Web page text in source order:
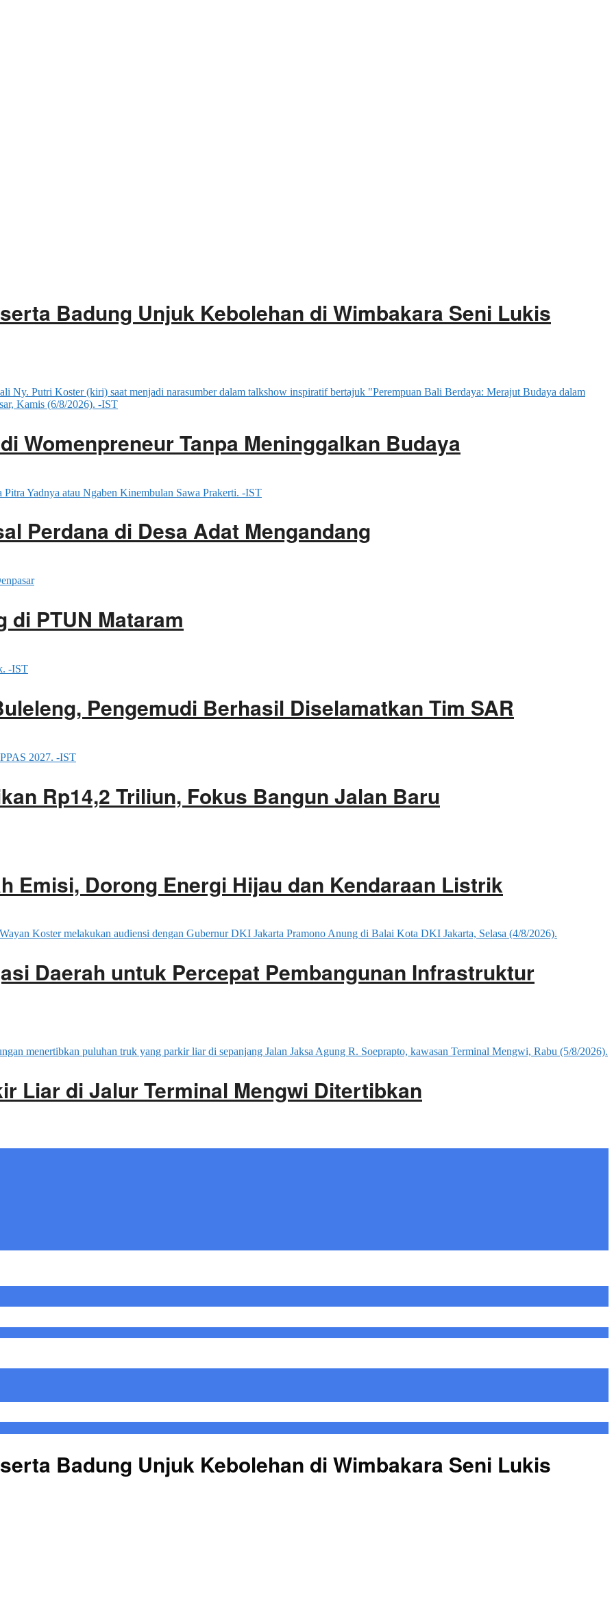
Badung Unjuk Kebolehan di Wimbakara Seni Lukis
Womenpreneur Tanpa Meninggalkan Budaya
Perdana di Desa Adat Mengandang
di PTUN Mataram
Pengemudi Berhasil Diselamatkan Tim SAR
Rp14,2 Triliun, Fokus Bangun Jalan Baru
Emisi, Dorong Energi Hijau dan Kendaraan Listrik
Daerah untuk Percepat Pembangunan Infrastruktur
Liar di Jalur Terminal Mengwi Ditertibkan
Badung Unjuk Kebolehan di Wimbakara Seni Lukis